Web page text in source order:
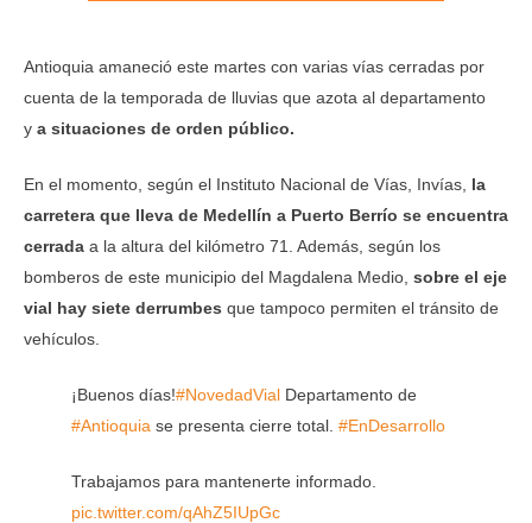
Antioquia amaneció este martes con varias vías cerradas por
cuenta de la temporada de lluvias que azota al departamento
y a situaciones de orden público.
En el momento, según el Instituto Nacional de Vías, Invías, la
carretera que lleva de Medellín a Puerto Berrío se encuentra
cerrada a la altura del kilómetro 71. Además, según los
bomberos de este municipio del Magdalena Medio, sobre el eje
vial hay siete derrumbes que tampoco permiten el tránsito de
vehículos.
¡Buenos días!#NovedadVial Departamento de
#Antioquia se presenta cierre total. #EnDesarrollo
Trabajamos para mantenerte informado.
pic.twitter.com/qAhZ5IUpGc